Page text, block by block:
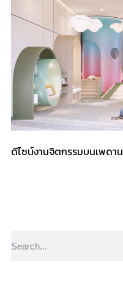
ดีไซน์งานจิตกรรมบนเพดา